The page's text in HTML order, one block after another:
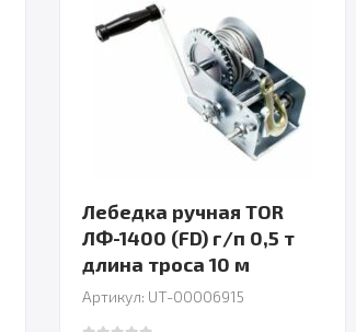
Лебедка ручная TOR
ЛФ-1400 (FD) г/п 0,5 т
длина троса 10 м
Артикул: UT-00006915